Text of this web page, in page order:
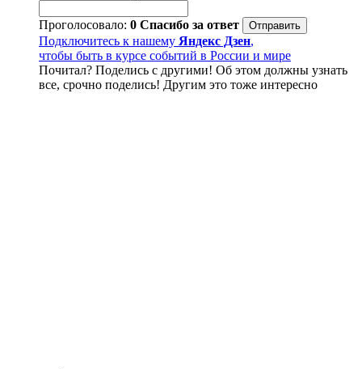
Проголосовало: 0 Спасибо за ответ
Подключитесь к нашему Яндекс Дзен,
чтобы быть в курсе событий в России и мире
Почитал? Поделись с другими! Об этом должны узнать
все, срочно поделись! Другим это тоже интересно